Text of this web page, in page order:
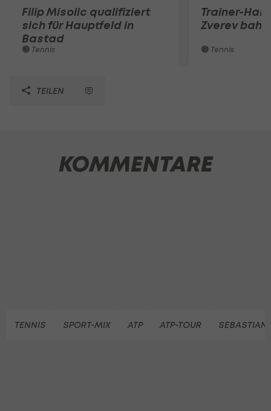
Filip Misolic qualifiziert
sich für Hauptfeld in
Bastad
Tennis
Trainer-
Zverev
Tennis
TEILEN
KOMMENTARE
TENNIS SPORT-MIX ATP ATP-TOUR SEBASTIAN